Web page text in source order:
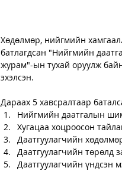
Хөдөлмөр, нийгмийн
батлагдсан "Нийгмийн
журам"-ын тухай оруулж
эхэлсэн.
Дараах 5 хавсралтаар
Нийгмийн даатгалын
Хугацаа хоцроосон
Даатгуулагчийн
Даатгуулагчийн төрөлд
Даатгуулагчийн үндсэн